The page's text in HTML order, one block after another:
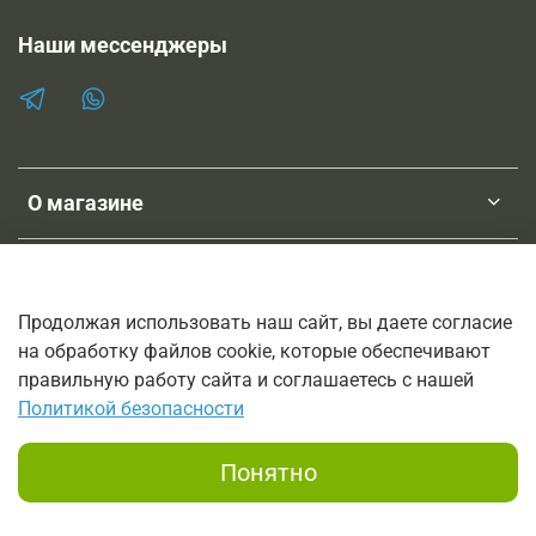
О магазине
Наши мессенджеры
ТМ SHOPNEBOLEL
© 2011-2026
Интернет-магазин трав, лечебных настоек и мазей на основе
Заказы принимаются по телефону 8 800 333 6816
Продолжая использовать наш сайт, вы даете согласие
на обработку файлов cookie, которые обеспечивают
правильную работу сайта и соглашаетесь с нашей
Политикой безопасности
Понятно